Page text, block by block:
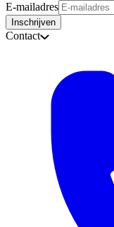
E-mailadres
Inschrijven
Contact